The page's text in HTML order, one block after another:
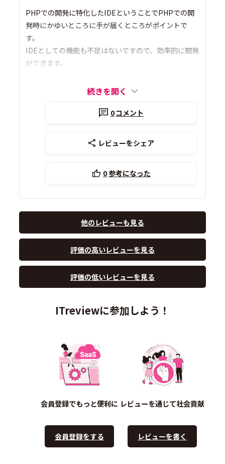
PHPでの開発に特化したIDEということでPHPでの開
発時にかゆいところに手が届くところがポイントで
す。
IDEとしての機能も不足はないですので、効率的に開発
ができます。
続きを開く
0コメント
レビューをシェア
0参考になった
他のレビューも見る
評価の高いレビューを見る
評価の低いレビューを見る
ITreviewに参加しよう！
会員登録でもっと便利に
会員登録をする
レビューを通じて社会貢献
レビューを書く